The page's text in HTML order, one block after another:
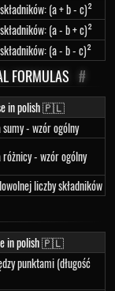
(a + b - c)²
(a - b + c)²
(a - b - c)²
FORMULAS #
in polish 🇵🇱
- wzór ogólny
- wzór ogólny
liczby składników
in polish 🇵🇱
punktami (długość